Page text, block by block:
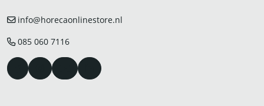
info@horecaonlinestore.nl
085 060 7116